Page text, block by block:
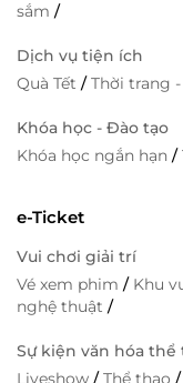
sắm /
Dịch vụ tiện ích
Quà Tết /Thời trang
Khóa học - Đào tạo
Khóa học ngắn hạn /
e-Ticket
Vui chơi giải trí
Vé xem phim / Khu
nghệ thuật /
Sự kiện văn hóa thể
Liveshow /Thể thao /